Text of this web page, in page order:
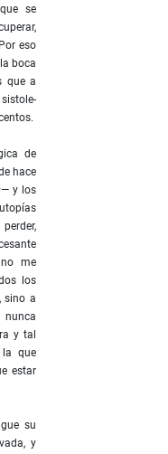
se
eso
boca
que a
de
hace
— y los
me
los
sino a
y tal
que
estar
su
y